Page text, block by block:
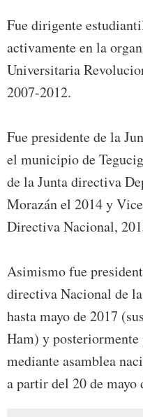
Fue dirigente
activamente en la
Universitaria
2007-2012.
Fue presidente de la
el municipio de
de la Junta directiva
Morazán el 2014 y
Directiva Nacional,
Asimismo fue
directiva Nacional de
hasta mayo de 2017
Ham) y
mediante asamblea
a partir del 20 de mayo